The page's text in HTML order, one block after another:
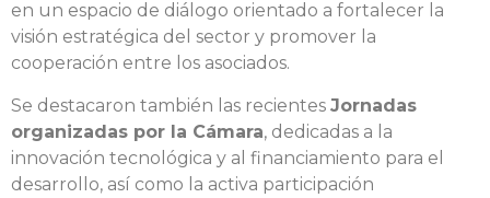
en un espacio de diálogo orientado a fortalecer la
visión estratégica del sector y promover la
cooperación entre los asociados.
Se destacaron también las recientes Jornadas
organizadas por la Cámara, dedicadas a la
innovación tecnológica y al financiamiento para el
desarrollo, así como la activa participación